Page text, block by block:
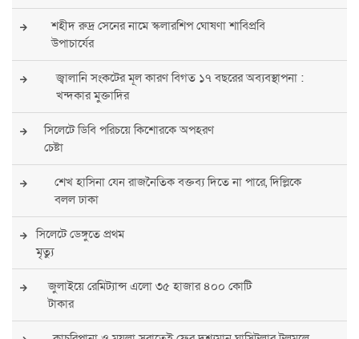
শহীদ রুদ্র সেনের নামে স্কলারশিপ ঘোষণা শাবিপ্রবি
উপাচার্যের
জ্বালানি সংকটের মূল কারণ বিগত ১৭ বছরের অব্যবস্থাপনা :
খন্দকার মুক্তাদির
সিলেটে ডিবি পরিচয়ে কিশোরকে অপহরণ
চেষ্টা
শেখ হাসিনা যেন রাজনৈতিক বক্তব্য দিতে না পারে, দিল্লিকে
বলল ঢাকা
সিলেটে ডেঙ্গুতে প্রথম
মৃত্যু
জুলাইয়ে রেমিট্যান্স এলো ৩৫ হাজার ৪০০ কোটি
টাকার